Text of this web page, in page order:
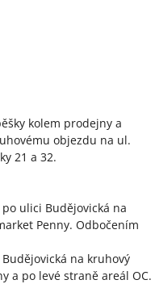
kolem prodejny a
objezdu na ul.
21 a 32.
po ulici Budějovická na
Penny. Odbočením
na kruhový
a po levé straně areál OC.